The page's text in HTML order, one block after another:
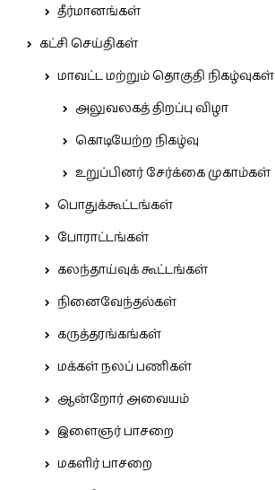
தீர்மானங்கள்
கட்சி செய்திகள்
மாவட்ட மற்றும் தொகுதி நிகழ்வுகள்
அலுவலகத் திறப்பு விழா
கொடியேற்ற நிகழ்வு
உறுப்பினர் சேர்க்கை முகாம்கள்
பொதுக்கூட்டங்கள்
போராட்டங்கள்
கலந்தாய்வுக் கூட்டங்கள்
நினைவேந்தல்கள்
கருத்தரங்கங்கள்
மக்கள் நலப் பணிகள்
ஆன்றோர் அவையம்
இளைஞர் பாசறை
மகளிர் பாசறை